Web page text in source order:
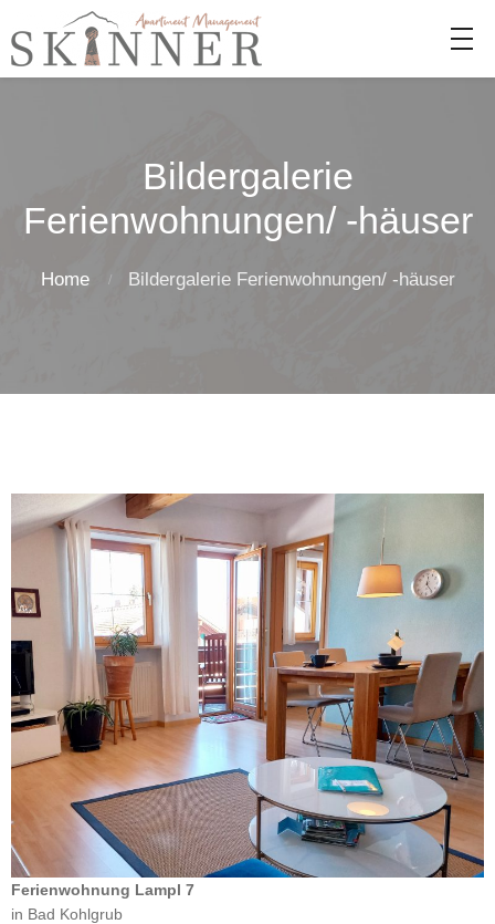
Bildergalerie
Ferienwohnungen/ -häuser
Home Bildergalerie Ferienwohnungen/ -häuser
Ferienwohnung Lampl 7
in Bad Kohlgrub